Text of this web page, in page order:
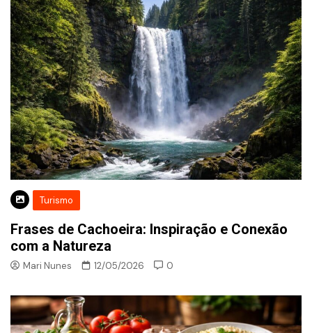
Turismo
Frases de Cachoeira: Inspiração e Conexão
com a Natureza
Mari Nunes 12/05/2026 0